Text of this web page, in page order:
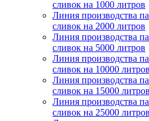
сливок на 1000 литров
Линия производства
сливок на 2000 литров
Линия производства
сливок на 5000 литров
Линия производства
сливок на 10000 литров
Линия производства
сливок на 15000 литров
Линия производства
сливок на 25000 литров